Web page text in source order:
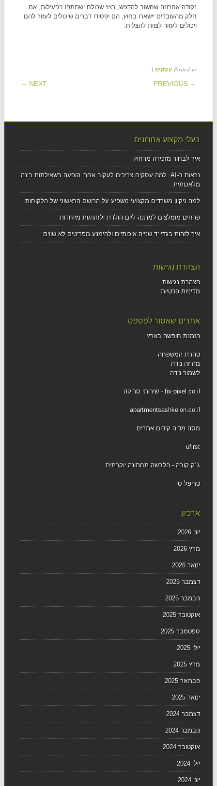
נקודה אחרונה שחשוב להדגיש, רצוי שכולם ישתתפו בפעילות, אם
חלק מהעובדים יישארו בחוץ, הם יפסידו דברים שיכולים לעזור להם
ויכולים לעזור לצוות להצליח.
Posted in עסקים |
POST NAVIGATION
← PREVIOUS
NEXT →
בעלי מקצוע אחרונים
איך לבחור מזכירה מרחוק
נראות ב-AI: למה עסקים צריכים לעקוב אחרי הופעה בשאילתות בינה
מלאכותית
למה ניקיון משרדים מקצועי משפיע על הרושם הראשוני של הלקוחות
פרחים מומלצים למתנה ליום הולדת ולחגיגות מיוחדות
איך לזהות בגדי יד שנייה איכותיים ולהימנע מפריטים לא שווים
הצהרת נגישות
הצהרת נגישות
מדיניות פרטיות
אתרים שאסור לפספס
הזמנת חופשה בארץ
טהרת המשפחה
מה זה נידה
לשמור נידה
fix-pixel.co.il - שירותי סריקה
apartmentsashkelon.co.il
מסה מדיה קידום אתרים
ufirst
ג׳ק קובה - הלבשה תחתונה יוקרתית
טריפל סי
ארכיון
יוני 2026
מרץ 2026
ינואר 2026
דצמבר 2025
נובמבר 2025
אוקטובר 2025
ספטמבר 2025
יולי 2025
מרץ 2025
פברואר 2025
ינואר 2025
דצמבר 2024
נובמבר 2024
אוקטובר 2024
יולי 2024
יוני 2024